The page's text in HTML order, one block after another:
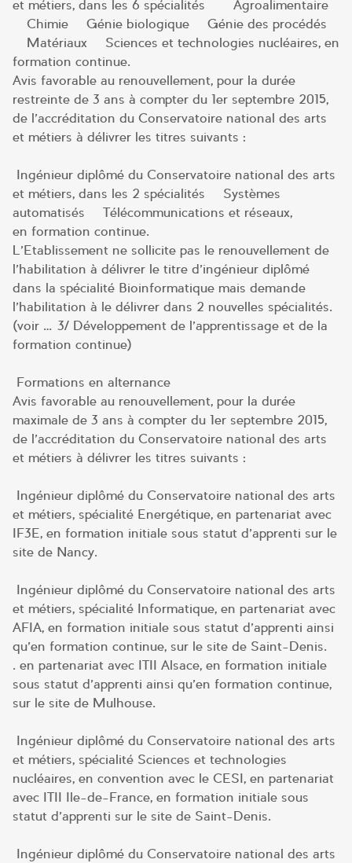
et métiers, dans les 6 spécialités –– Agroalimentaire
– Chimie – Génie biologique – Génie des procédés
– Matériaux – Sciences et technologies nucléaires, en
formation continue.
Avis favorable au renouvellement, pour la durée
restreinte de 3 ans à compter du 1er septembre 2015,
de l’accréditation du Conservatoire national des arts
et métiers à délivrer les titres suivants :
Ingénieur diplômé du Conservatoire national des arts
et métiers, dans les 2 spécialités – Systèmes
automatisés – Télécommunications et réseaux,
en formation continue.
L’Etablissement ne sollicite pas le renouvellement de
l’habilitation à délivrer le titre d’ingénieur diplômé
dans la spécialité Bioinformatique mais demande
l’habilitation à le délivrer dans 2 nouvelles spécialités.
(voir … 3/ Développement de l’apprentissage et de la
formation continue)
Formations en alternance
Avis favorable au renouvellement, pour la durée
maximale de 3 ans à compter du 1er septembre 2015,
de l’accréditation du Conservatoire national des arts
et métiers à délivrer les titres suivants :
Ingénieur diplômé du Conservatoire national des arts
et métiers, spécialité Energétique, en partenariat avec
IF3E, en formation initiale sous statut d’apprenti sur le
site de Nancy.
Ingénieur diplômé du Conservatoire national des arts
et métiers, spécialité Informatique, en partenariat avec
AFIA, en formation initiale sous statut d’apprenti ainsi
qu’en formation continue, sur le site de Saint-Denis.
. en partenariat avec ITII Alsace, en formation initiale
sous statut d’apprenti ainsi qu’en formation continue,
sur le site de Mulhouse.
Ingénieur diplômé du Conservatoire national des arts
et métiers, spécialité Sciences et technologies
nucléaires, en convention avec le CESI, en partenariat
avec ITII Ile-de-France, en formation initiale sous
statut d’apprenti sur le site de Saint-Denis.
Ingénieur diplômé du Conservatoire national des arts